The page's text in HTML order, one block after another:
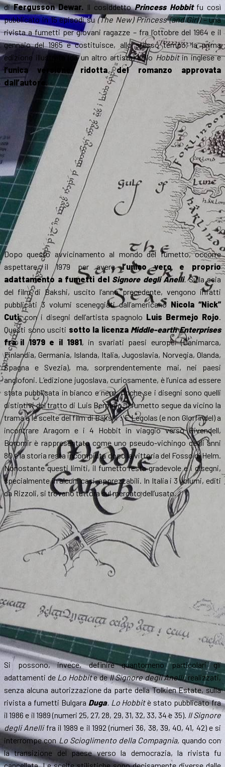
diFergusson Dewar. Il cosiddettoPrincess Hobbitfu così
pubblicato in 15 episodi su(The New) Princess (and Girl) –una
rivista a fumetti per giovani ragazze – fra l’ottobre del 1964 e il
gennaio del 1965 e costituisce, allo stesso tempo, la prima
edizione illustrata (da un altro artista) dello Hobbitin inglese e
l’unica versione ridotta del romanzo approvata
dall’autore
Dopo questo avvicinamento al mondo del fumetto, occorre
aspettare il 1979 per averel’unico vero e proprio
adattamento a fumetti del Signore degli Anelli.Sulla scia
del film di Bakshi, uscito l’anno precedente, vengono infatti
pubblicati 3 volumi sceneggiati dall’americano Nicola “Nick”
Cuti,con i disegni dell’artista spagnolo Luis Bermejo Rojo.
Questi sono usciti sotto la licenza Middle-earth Enterprises
fra il 1979 e il 1981, in svariati paesi europei (Danimarca,
Finlandia, Germania, Islanda, Italia, Jugoslavia, Norvegia, Olanda,
Spagna e Svezia), ma, sorprendentemente mai, nei paesi
anglofoni. L’edizione jugoslava, curiosamente, è l’unica ad essere
stata pubblicata in bianco e nero. Anche se i disegni sono quelli
distintivi del tratto di Luis Bermejo, il fumetto segue da vicino la
trama e le scelte del film di Bakshi : È Legolas (e non Glorfindel) a
incontrare Aragorn e i 4 Hobbit in viaggio verso Rivendell,
Boromir è rappresentato come uno pseudo-vichingo degli anni
80 e la storia resta incompiuta dopo la vittoria del Fosso di Helm.
Nonostante questi limiti, il fumetto resta gradevole e i disegni,
specialmente in alcuni casi, apprezzabili. In Italia i 3 volumi, editi
da Rizzoli, si trovano tuttora sul mercato dell’usato.
Si possono, invece, definire quantomeno particolari gli
adattamenti de Lo Hobbite deIlSignore degli Anelli, realizzati,
senza alcuna autorizzazione da parte della Tolkien Estate, sulla
rivista a fumetti Bulgara Duga. Lo Hobbitè stato pubblicato fra
il 1986 e il 1989 (numeri 25, 27, 28, 29, 31, 32, 33, 34 e 35). Il Signore
degli Anellifra il 1989 e il 1992 (numeri 36, 38, 39, 40, 41, 42) e si
interrompe con Lo Scioglimento della Compagnia, quando con
la transizione del paese verso la democrazia, la rivista fu